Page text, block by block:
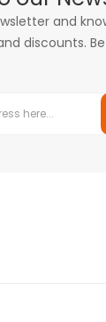
and
discounts.